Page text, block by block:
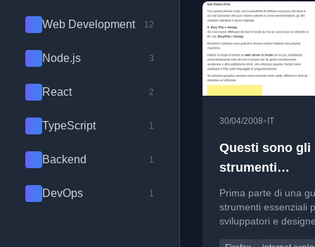
Web Development 12
Node.js 3
React 2
TypeScript 1
Backend 1
DevOps 1
30/04/2008• IT
Questi sono gli
strumenti
fondamentali
lavorare con
WordPress
Prima parte di una
strumenti essenziali
sviluppatori e